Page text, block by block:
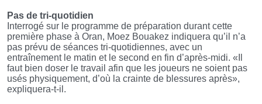
Pas de tri-quotidien
Interrogé sur le programme de préparation durant cette
première phase à Oran, Moez Bouakez indiquera qu’il n’a
pas prévu de séances tri-quotidiennes, avec un
entraînement le matin et le second en fin d’après-midi. «Il
faut bien doser le travail afin que les joueurs ne soient pas
usés physiquement, d’où la crainte de blessures après»,
expliquera-t-il.